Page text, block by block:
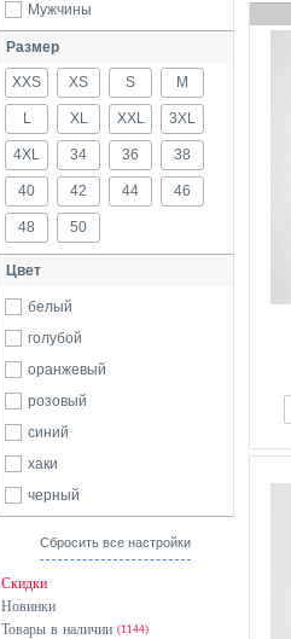
Мужчины
Размер
XXS XS S M
L XL XXL 3XL
4XL 34 36 38
40 42 44 46
48 50
Цвет
белый
голубой
оранжевый
розовый
синий
хаки
черный
Сбросить все настройки
Скидки
Новинки
Товары в наличии (1144)